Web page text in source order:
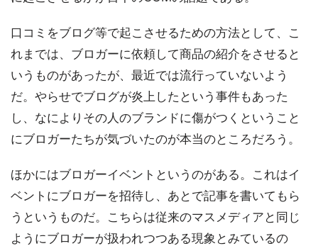
口コミをブログ等で起こさせるための方法として、こ
れまでは、ブロガーに依頼して商品の紹介をさせると
いうものがあったが、最近では流行っていないよう
だ。やらせでブログが炎上したという事件もあった
し、なによりその人のブランドに傷がつくということ
にブロガーたちが気づいたのが本当のところだろう。
ほかにはブロガーイベントというのがある。これはイ
ベントにブロガーを招待し、あとで記事を書いてもら
うというものだ。こちらは従来のマスメディアと同じ
ようにブロガーが扱われつつある現象とみているの